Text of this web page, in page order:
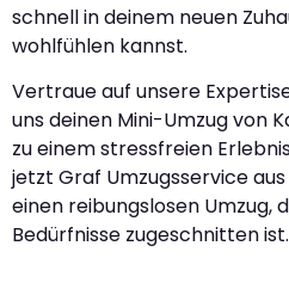
schnell in deinem neuen
wohlfühlen kannst.
Vertraue auf unsere
uns deinen Mini-Umzug von
zu einem stressfreien
jetzt Graf Umzugsservice
einen reibungslosen Umzug,
Bedürfnisse zugeschnitten ist.